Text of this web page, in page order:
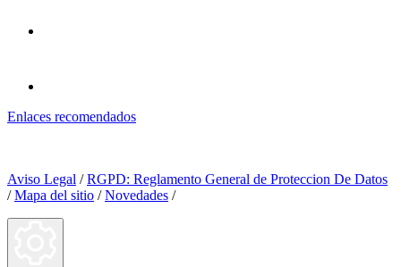
Enlaces recomendados
Aviso Legal /RGPD: Reglamento General de Proteccion De Datos
/Mapa del sitio /Novedades /